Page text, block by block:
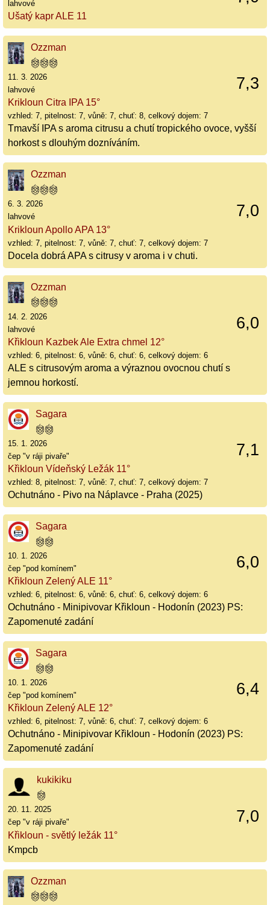
lahvové
Ušatý kapr ALE 11
Ozzman
7,3
11. 3. 2026
lahvové
Krikloun Citra IPA 15°
vzhled: 7, pitelnost: 7, vůně: 7, chuť: 8, celkový dojem: 7
Tmavší IPA s aroma citrusu a chutí tropického ovoce, vyšší
horkost s dlouhým dozníváním.
Ozzman
7,0
6. 3. 2026
lahvové
Krikloun Apollo APA 13°
vzhled: 7, pitelnost: 7, vůně: 7, chuť: 7, celkový dojem: 7
Docela dobrá APA s citrusy v aroma i v chuti.
Ozzman
6,0
14. 2. 2026
lahvové
Křikloun Kazbek Ale Extra chmel 12°
vzhled: 6, pitelnost: 6, vůně: 6, chuť: 6, celkový dojem: 6
ALE s citrusovým aroma a výraznou ovocnou chutí s
jemnou horkostí.
Sagara
7,1
15. 1. 2026
čep "v ráji pivaře"
Křikloun Vídeňský Ležák 11°
vzhled: 8, pitelnost: 7, vůně: 7, chuť: 7, celkový dojem: 7
Ochutnáno - Pivo na Náplavce - Praha (2025)
Sagara
6,0
10. 1. 2026
čep "pod komínem"
Křikloun Zelený ALE 11°
vzhled: 6, pitelnost: 6, vůně: 6, chuť: 6, celkový dojem: 6
Ochutnáno - Minipivovar Křikloun - Hodonín (2023) PS:
Zapomenuté zadání
Sagara
6,4
10. 1. 2026
čep "pod komínem"
Křikloun Zelený ALE 12°
vzhled: 6, pitelnost: 7, vůně: 6, chuť: 7, celkový dojem: 6
Ochutnáno - Minipivovar Křikloun - Hodonín (2023) PS:
Zapomenuté zadání
kukikiku
7,0
20. 11. 2025
čep "v ráji pivaře"
Křikloun - světlý ležák 11°
Kmpcb
Ozzman